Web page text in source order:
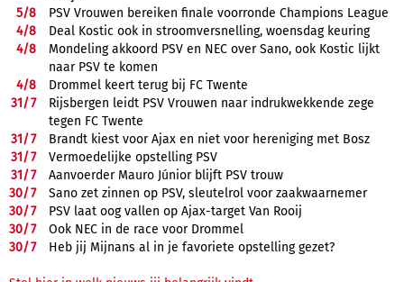
5/8
PSV Vrouwen bereiken finale voorronde Champions League
4/8
Deal Kostic ook in stroomversnelling, woensdag keuring
4/8
Mondeling akkoord PSV en NEC over Sano, ook Kostic lijkt
naar PSV te komen
4/8
Drommel keert terug bij FC Twente
31/7
Rijsbergen leidt PSV Vrouwen naar indrukwekkende zege
tegen FC Twente
31/7
Brandt kiest voor Ajax en niet voor hereniging met Bosz
31/7
Vermoedelijke opstelling PSV
31/7
Aanvoerder Mauro Júnior blijft PSV trouw
30/7
Sano zet zinnen op PSV, sleutelrol voor zaakwaarnemer
30/7
PSV laat oog vallen op Ajax-target Van Rooij
30/7
Ook NEC in de race voor Drommel
30/7 Heb jij Mijnans al in je favoriete opstelling gezet?